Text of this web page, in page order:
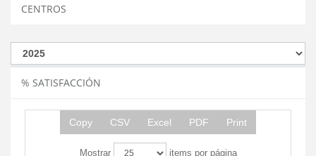
CENTROS
% SATISFACCIÓN
Copy CSV Excel PDF Print
Mostrar items por página